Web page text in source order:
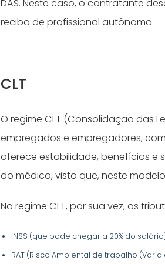
DAS. Neste caso, o contratante
recibo de profissional autônomo.
CLT
O regime CLT (Consolidação das
empregados e empregadores,
oferece estabilidade, benefícios e
do médico, visto que, neste
No regime CLT, por sua vez, os
INSS (que pode chegar a 20% do
RAT (Risco Ambiental de trabalho (Varia